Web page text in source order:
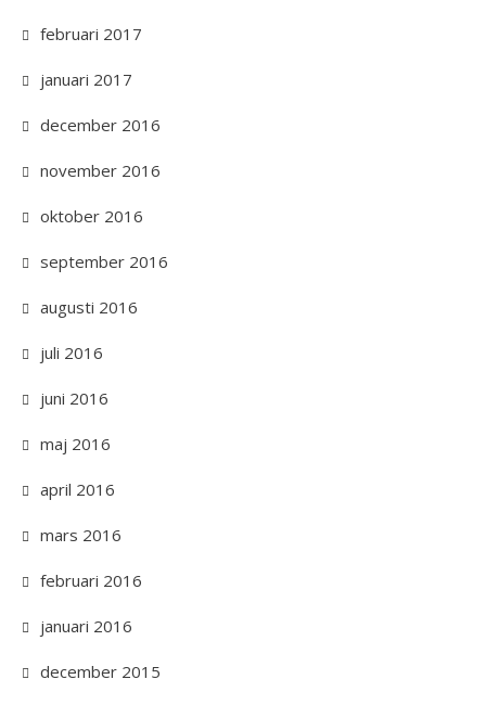
februari 2017
januari 2017
december 2016
november 2016
oktober 2016
september 2016
augusti 2016
juli 2016
juni 2016
maj 2016
april 2016
mars 2016
februari 2016
januari 2016
december 2015